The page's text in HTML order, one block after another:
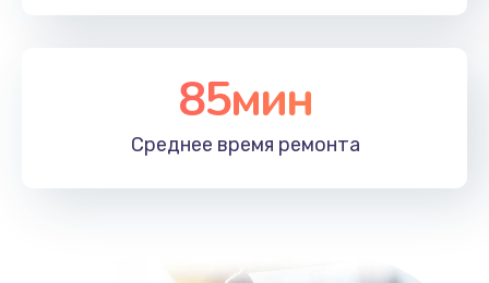
85мин
Среднее время ремонта